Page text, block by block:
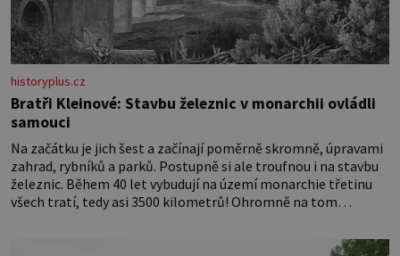
historyplus.cz
Bratři Kleinové: Stavbu železnic v monarchii ovládli
samouci
Na začátku je jich šest a začínají poměrně skromně, úpravami
zahrad, rybníků a parků. Postupně si ale troufnou i na stavbu
železnic. Během 40 let vybudují na území monarchie třetinu
všech tratí, tedy asi 3500 kilometrů! Ohromně na tom
Johannovi (1756–1835), který má malý statek na Jesenicku